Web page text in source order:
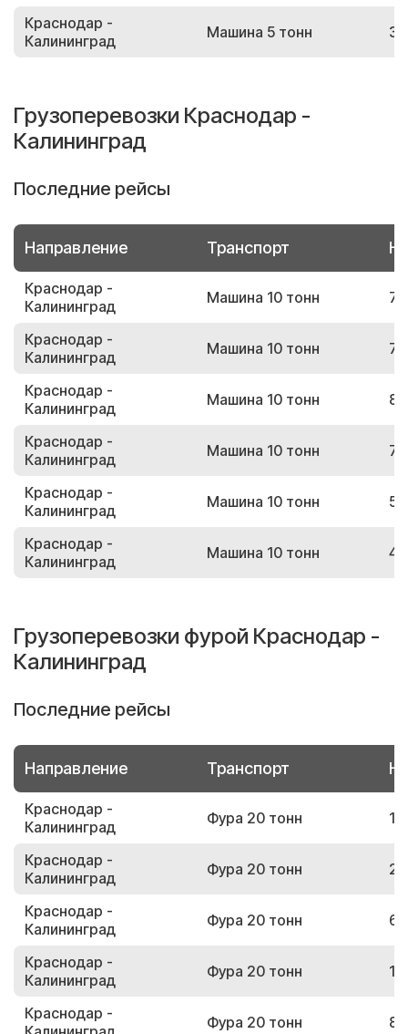
Краснодар -
Калининград
Машина 5 тонн
Грузоперевозки Краснодар -
Калининград
Последние рейсы
Направление Транспорт
Краснодар -
Калининград
Машина 10 тонн
Краснодар -
Калининград
Машина 10 тонн
Краснодар -
Калининград
Машина 10 тонн
Краснодар -
Калининград
Машина 10 тонн
Краснодар -
Калининград
Машина 10 тонн
Краснодар -
Калининград
Машина 10 тонн
Грузоперевозки фурой Краснодар -
Калининград
Последние рейсы
Направление Транспорт
Краснодар -
Калининград
Фура 20 тонн
Краснодар -
Калининград
Фура 20 тонн
Краснодар -
Калининград
Фура 20 тонн
Краснодар -
Калининград
Фура 20 тонн
Краснодар -
Фура 20 тонн